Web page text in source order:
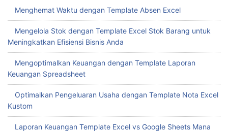
Menghemat Waktu dengan Template Absen Excel
Mengelola Stok dengan Template Excel Stok Barang untuk
Meningkatkan Efisiensi Bisnis Anda
Mengoptimalkan Keuangan dengan Template Laporan
Keuangan Spreadsheet
Optimalkan Pengeluaran Usaha dengan Template Nota Excel
Kustom
Laporan Keuangan Template Excel vs Google Sheets Mana